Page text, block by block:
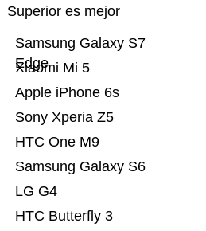
Superior es mejor
HTC Butterfly 3
LG G4
Samsung Galaxy S6
HTC One M9
Sony Xperia Z5
Apple iPhone 6s
Xiaomi Mi 5
Samsung Galaxy S7
Edge